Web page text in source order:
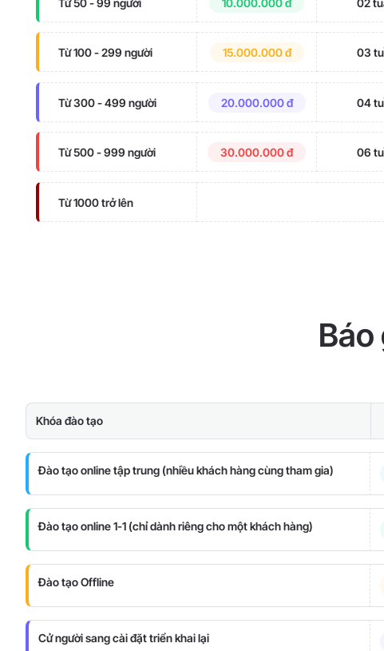
Từ 100 - 299 người 15.000.000 đ 03
Từ 300 - 499 người 20.000.000 đ 04
Từ 500 - 999 người 30.000.000 đ 06
Từ 1000 trở lên
Báo
Khóa đào tạo
Đào tạo online tập trung (nhiều khách hàng cùng tham gia)
Đào tạo online 1-1 (chỉ dành riêng cho một khách hàng)
Đào tạo Offline
Cử người sang cài đặt triển khai lại